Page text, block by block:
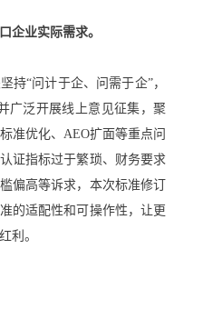
企业实际需求。
持“问计于企、问需于企”，
广泛开展线上意见征集，聚
准优化、AEO扩面等重点问
证指标过于繁琐、财务要求
偏高等诉求，本次标准修订
的适配性和可操作性，让更
利。